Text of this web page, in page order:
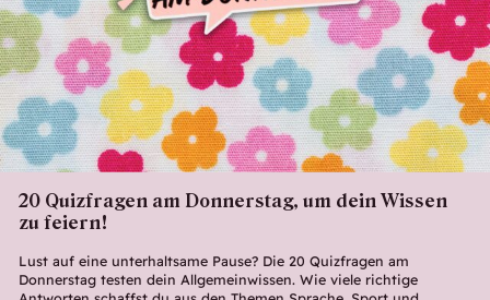
20 Quizfragen am Donnerstag, um dein Wissen
zu feiern!
Lust auf eine unterhaltsame Pause? Die 20 Quizfragen am
Donnerstag testen dein Allgemeinwissen. Wie viele richtige